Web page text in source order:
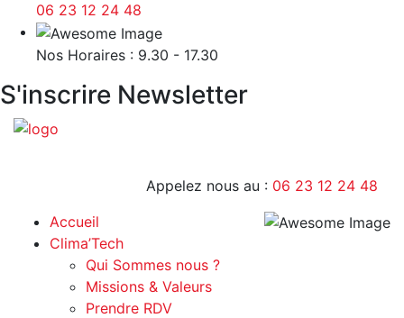
06 23 12 24 48
Nos Horaires : 9.30 - 17.30
S'inscrire Newsletter
Appelez nous au : 06 23 12 24 48
Accueil
Clima’Tech
Qui Sommes nous ?
Missions & Valeurs
Prendre RDV